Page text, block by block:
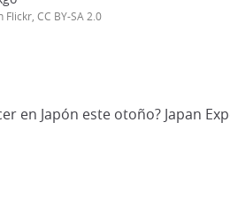
CC BY-SA 2.0
en Japón este otoño? Japan